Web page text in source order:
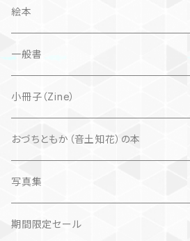
絵本
子ども
自然科学絵本
楽しいお話
大人にも
一般書
海外翻訳
文芸、小説
問題提起
国内
文芸、小説
詩歌
小冊子（Zine）
猫
おづちともか（音土知花）の本
ZINE
仏語対訳絵本
写真集
写真集
期間限定セール